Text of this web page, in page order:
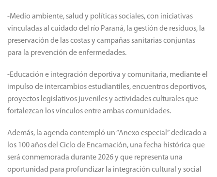
-Medio ambiente, salud y políticas sociales, con iniciativas
vinculadas al cuidado del río Paraná, la gestión de residuos, la
preservación de las costas y campañas sanitarias conjuntas
para la prevención de enfermedades.
-Educación e integración deportiva y comunitaria, mediante el
impulso de intercambios estudiantiles, encuentros deportivos,
proyectos legislativos juveniles y actividades culturales que
fortalezcan los vínculos entre ambas comunidades.
Además, la agenda contempló un “Anexo especial” dedicado a
los 100 años del Ciclo de Encarnación, una fecha histórica que
será conmemorada durante 2026 y que representa una
oportunidad para profundizar la integración cultural y social